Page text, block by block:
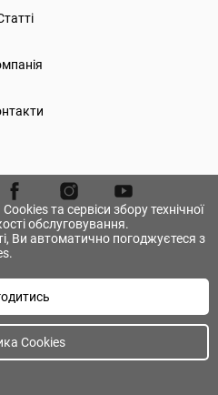
та сервіси збору технічної
обслуговування.
Ви автоматично погоджуєтеся з
Cookies
захищені.